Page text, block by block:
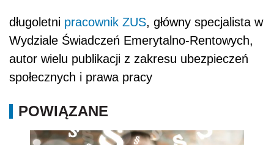
długoletni pracownik ZUS, główny specjalista w
Wydziale Świadczeń Emerytalno-Rentowych,
autor wielu publikacji z zakresu ubezpieczeń
społecznych i prawa pracy
POWIĄZANE